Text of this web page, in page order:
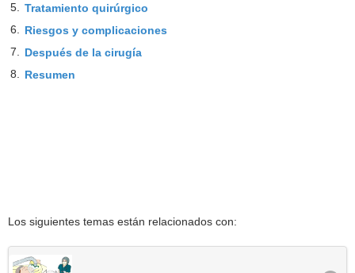
5. Tratamiento quirúrgico
6. Riesgos y complicaciones
7. Después de la cirugía
8. Resumen
Los siguientes temas están relacionados con: